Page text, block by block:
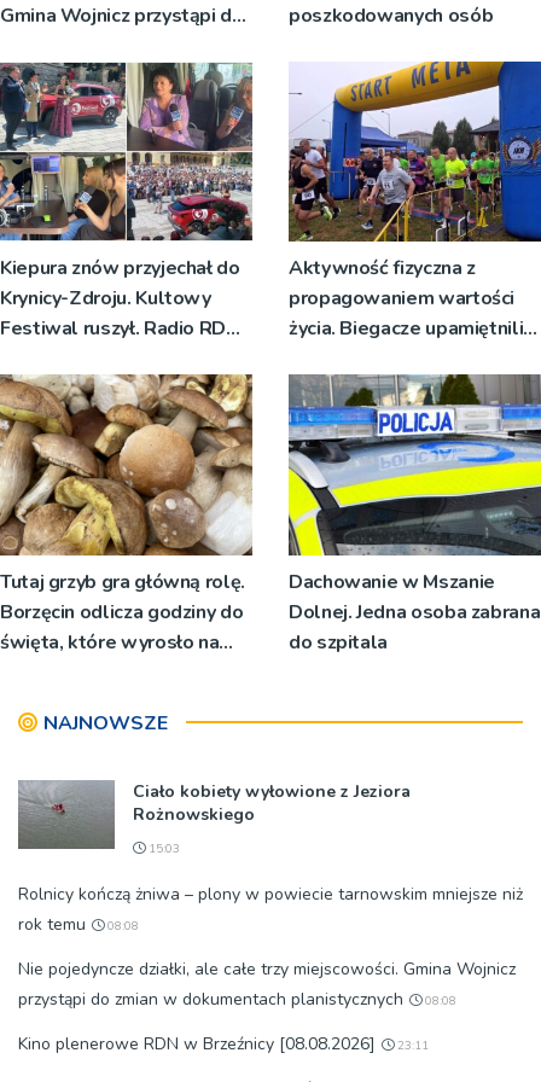
Gmina Wojnicz przystąpi do
planistycznych
poszkodowanych osób
Kiepura znów przyjechał do
Krynicy-Zdroju. Kultowy
Festiwal ruszył. Radio RDN
[ZDJĘCIA]
Aktywność fizyczna z
propagowaniem wartości
życia. Biegacze upamiętnili
Tutaj grzyb gra główną rolę.
Borzęcin odlicza godziny do
święta, które wyrosło na
Dachowanie w Mszanie
Dolnej. Jedna osoba zabrana
do szpitala
NAJNOWSZE
Ciało kobiety wyłowione z Jeziora
Rożnowskiego
15:03
Rolnicy kończą żniwa – plony w powiecie tarnowskim mniejsze niż
rok temu
08:08
Nie pojedyncze działki, ale całe trzy miejscowości. Gmina Wojnicz
przystąpi do zmian w dokumentach planistycznych
08:08
Kino plenerowe RDN w Brzeźnicy [08.08.2026] 23:11